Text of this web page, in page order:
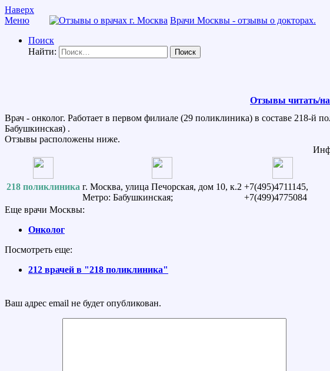
Наверх
Меню
Врачи Москвы - отзывы о докторах.
Поиск
Найти:
Отзывы читать/
Врач - онколог. Работает в первом филиале (29 поликлиника) в составе 218-
Бабушкинская) .
Отзывы расположены ниже.
218 поликлиника г. Москва, улица Печорская, дом 10, к.2
Метро: Бабушкинская;
+7(495)4711145,
+7(499)4775084
Еще врачи Москвы:
Онколог
Посмотреть еще:
212 врачей в "218 поликлиника"
Ваш адрес email не будет опубликован.